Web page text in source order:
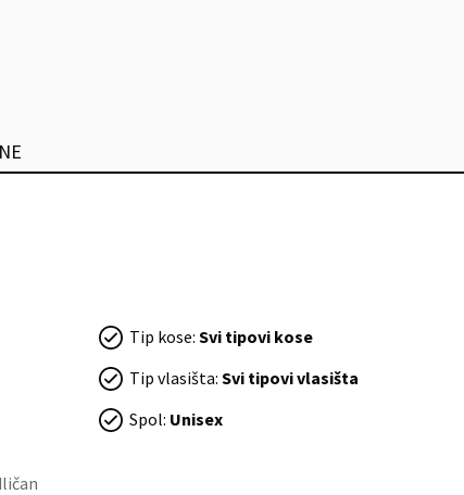
Tip kose: Svi tipovi kose
Tip vlasišta: Svi tipovi vlasišta
Spol: Unisex